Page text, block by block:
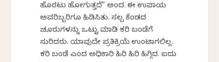
ಹೊರಟು ಹೋಗುತ್ತದೆ” ಅಂದ. ಈ ಉಪಾಯ
ಅವರಿಬ್ಬರಿಗೂ ಹಿಡಿಸಿತು. ಸ್ವಲ್ಪ ಕೆಂಡದ
ಚೂರುಗಳನ್ನು ಒಟ್ಟು ಮಾಡಿ ಕರಿ ಬಂಡೆಗೆ
ಸುರಿದರು. ಯಾವುದೇ ಪ್ರತಿಕ್ರಿಯೆ ಉಂಟಾಗಲಿಲ್ಲ.
ಕರಿ ಬಂಡೆ ಎಂದ ಅಧಿಕಾರಿ ಹಿರಿ ಹಿರಿ ಹಿಗ್ಗಿದ. ಐದು